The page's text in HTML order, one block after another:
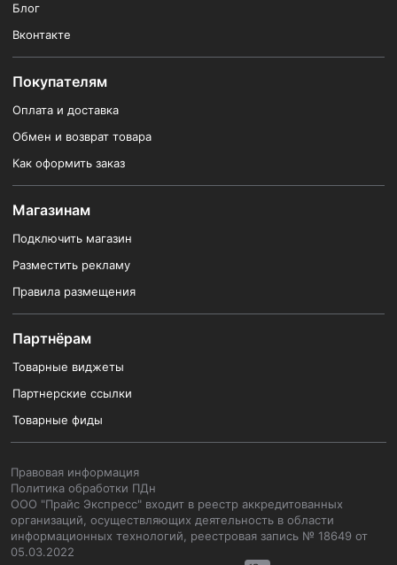
Блог
Вконтакте
Покупателям
Оплата и доставка
Обмен и возврат товара
Как оформить заказ
Магазинам
Подключить магазин
Разместить рекламу
Правила размещения
Партнёрам
Товарные виджеты
Партнерские ссылки
Товарные фиды
Правовая информация
Политика обработки ПДн
ООО "Прайс Экспресс" входит в реестр аккредитованных
организаций, осуществляющих деятельность в области
информационных технологий, реестровая запись № 18649 от
05.03.2022